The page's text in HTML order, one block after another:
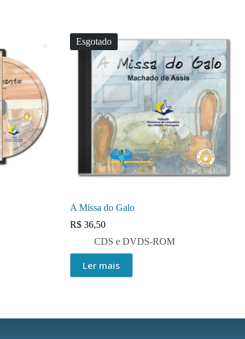
Esgotado
A Missa do Galo
R$36,50
CDS e DVDS-ROM
Ler mais